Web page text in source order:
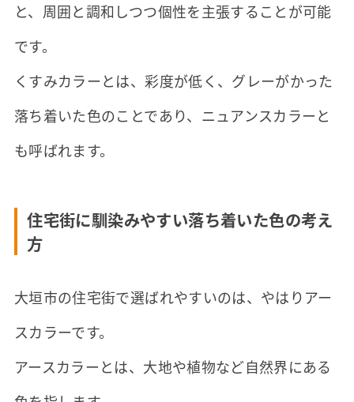
と、周囲と調和しつつ個性を主張することが可能
です。
くすみカラーとは、彩度が低く、グレーがかった
落ち着いた色のことであり、ニュアンスカラーと
も呼ばれます。
住宅街に馴染みやすい落ち着いた色の考え
方
大垣市の住宅街で選ばれやすいのは、やはりアー
スカラーです。
アースカラーとは、大地や植物など自然界にある